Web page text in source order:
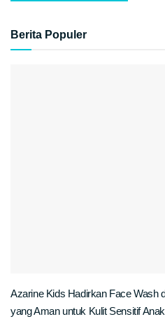
Berita Populer
Azarine Kids Hadirkan Face Wash dan Moisturizer
yang Aman untuk Kulit Sensitif Anak